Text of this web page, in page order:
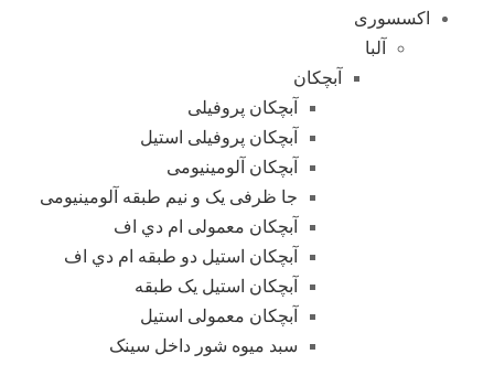
اکسسوری
آلبا
آبچکان
آبچکان پروفیلی
آبچکان پروفیلی استیل
آبچکان آلومینیومی
جا ظرفی یک و نیم طبقه آلومینیومی
آبچکان معمولی ام دي اف
آبچکان استیل دو طبقه ام دي اف
آبچکان استیل یک طبقه
آبچکان معمولی استیل
سبد میوه شور داخل سینک